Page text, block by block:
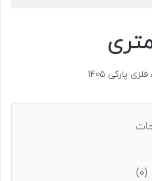
پارکی 1405